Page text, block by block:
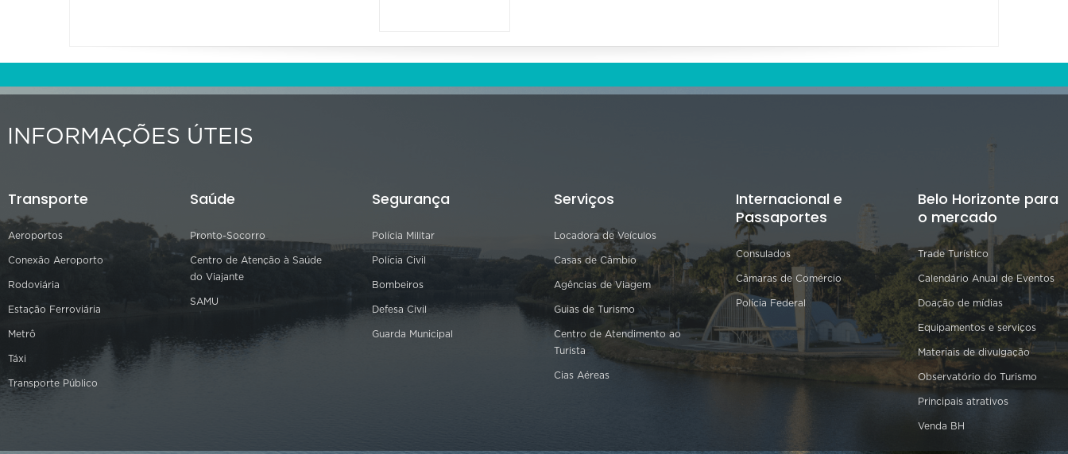
INFORMAÇÕES ÚTEIS
Transporte
Aeroportos
Conexão Aeroporto
Rodoviária
Estação Ferroviária
Metrô
Táxi
Transporte Público
Saúde
Pronto-Socorro
Centro de Atenção à Saúde
do Viajante
SAMU
Segurança
Polícia Militar
Polícia Civil
Bombeiros
Defesa Civil
Guarda Municipal
Serviços
Locadora de Veículos
Casas de Câmbio
Agências de Viagem
Guias de Turismo
Centro de Atendimento ao
Turista
Cias Aéreas
Internacional e
Passaportes
Consulados
Câmaras de Comércio
Polícia Federal
Belo Horizonte para
o mercado
Trade Turístico
Calendário Anual de Eventos
Doação de mídias
Equipamentos e serviços
Materiais de divulgação
Observatório do Turismo
Principais atrativos
Venda BH